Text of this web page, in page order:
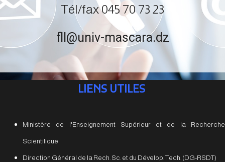
Tél/fax 045 70 73 23
fll@univ-mascara.dz
LIENS UTILES
Ministère de l'Enseignement Supérieur et de la Recherche
Scientifique
Direction Général de la Rech. Sc. et du Dévelop. Tech. (DG-RSDT)